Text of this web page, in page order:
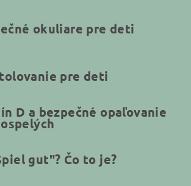
okuliare pre deti
pre deti
D a bezpečné opaľovanie
gut"? Čo to je?